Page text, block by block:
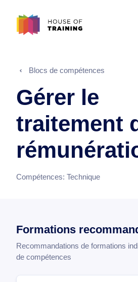
Blocs de compétences
Gérer le
traitement
Compétences: Technique
Formations
Recommandations de formations
de compétences